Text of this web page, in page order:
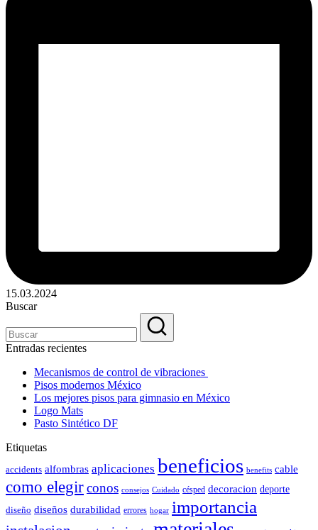
15.03.2024
Buscar
Entradas recientes
Mecanismos de control de vibraciones
Pisos modernos México
Los mejores pisos para gimnasio en México
Logo Mats
Pasto Sintético DF
Etiquetas
accidents alfombras aplicaciones beneficios benefits cable
como elegirconos consejos Cuidado césped decoracion deporte
diseño diseños durabilidad errores hogar importancia